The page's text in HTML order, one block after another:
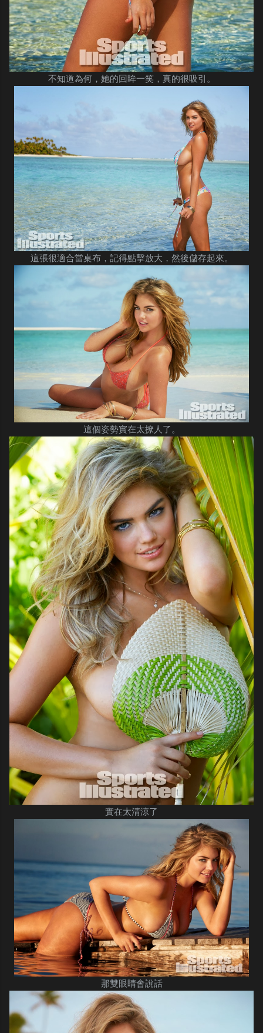
不知道為何，她的回眸一笑，真的很吸引。
這張很適合當桌布，記得點擊放大，然後儲存起來。
這個姿勢實在太撩人了。
實在太清涼了
那雙眼睛會說話